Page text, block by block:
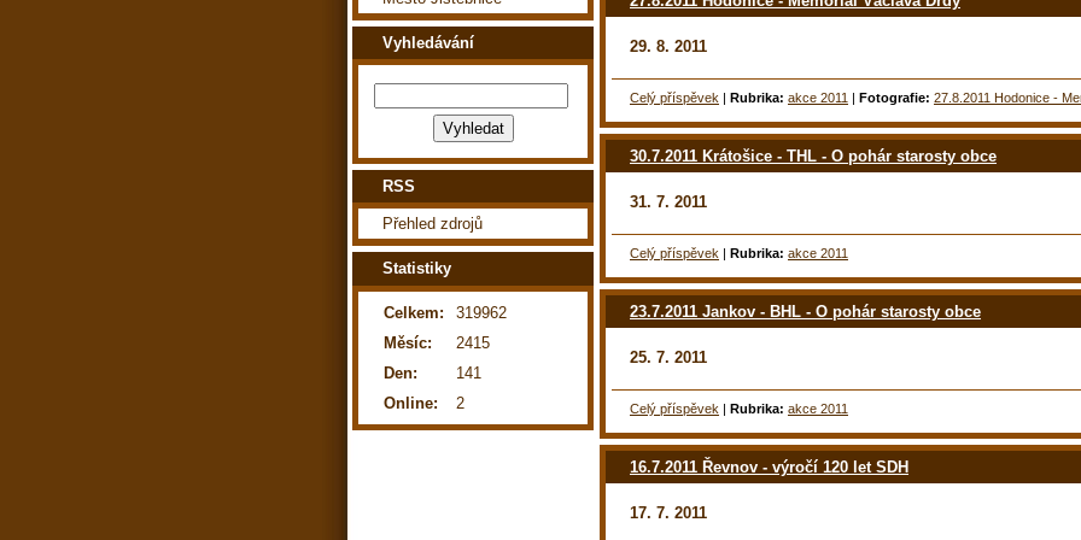
29. 8. 2011
Celý příspěvek | Rubrika: akce 2011 | Fotografie: 27.8.2011 Hodonice -
30.7.2011 Krátošice - THL - O pohár starosty obce
31. 7. 2011
Celý příspěvek | Rubrika: akce 2011
23.7.2011 Jankov - BHL - O pohár starosty obce
25. 7. 2011
Celý příspěvek | Rubrika: akce 2011
16.7.2011 Řevnov - výročí 120 let SDH
17. 7. 2011
Vyhledávání
RSS
Přehled zdrojů
Statistiky
Online: 2
Celkem:
319962
Měsíc:
2415
Den:
141